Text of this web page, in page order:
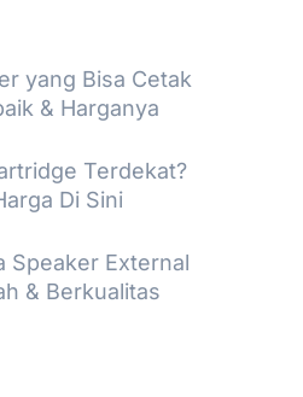
yang Bisa Cetak
& Harganya
Terdekat?
Di Sini
Speaker External
& Berkualitas